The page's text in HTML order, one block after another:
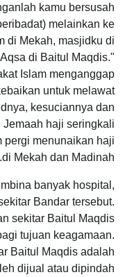
kamu bersusah
melainkan ke
di Mekah, masjidku di
di Baitul Maqdis."
Islam menganggap
untuk melawat
kesuciannya dan
haji seringkali
pergi menunaikan haji
di Mekah dan Madinah.
banyak hospital,
Bandar tersebut.
sekitar Baitul Maqdis
tujuan keagamaan.
Baitul Maqdis adalah
dijual atau dipindah